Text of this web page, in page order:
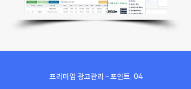
프리미엄 광고관리 – 포인트. 04